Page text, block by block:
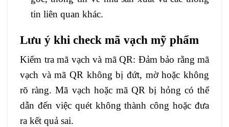
tin liên quan khác.
Lưu ý khi check mã vạch mỹ phẩm
Kiểm tra mã vạch và mã QR: Đảm bảo rằng mã
vạch và mã QR không bị đứt, mờ hoặc không
rõ ràng. Mã vạch hoặc mã QR bị hỏng có thể
dẫn đến việc quét không thành công hoặc đưa
ra kết quả sai.